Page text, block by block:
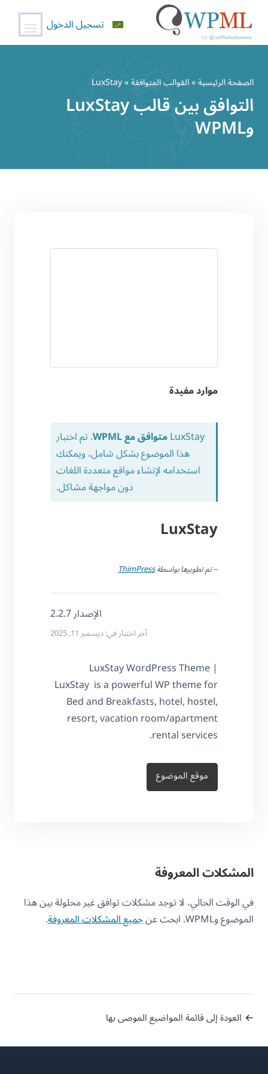
المحتوى
تسجيل الدخول
الصفحة الرئيسية»القوالب المتوافقة» LuxStay
التوافق بين قالب LuxStay
وWPML
موارد مفيدة
LuxStayمتوافق مع WPML
. تم اختبار
هذا الموضوع بشكل شامل، ويمكنك
استخدامه لإنشاء مواقع متعددة اللغات
دون مواجهة مشاكل.
LuxStay
– تم تطويرها بواسطةThimPress
الإصدار 2.2.7
آخر اختبار في: ديسمبر 11, 2025
LuxStay WordPress Theme |
LuxStay is a powerful WP theme for
Bed and Breakfasts, hotel, hostel,
resort, vacation room/apartment
rental services.
موقع الموضوع
المشكلات المعروفة
في الوقت الحالي، لا توجد مشكلات توافق غير محلولة بين هذا
الموضوع وWPML. ابحث عن
جميع المشكلات المعروفة.
العودة إلى قائمة المواضيع الموصى بها